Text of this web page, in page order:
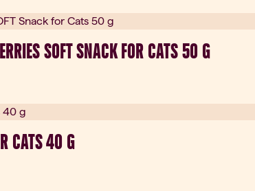
SOFT SNACK FOR CATS 50 G
CATS 40 G